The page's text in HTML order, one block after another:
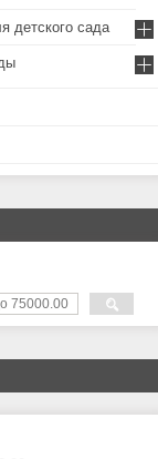
детского сада